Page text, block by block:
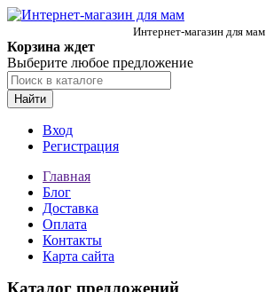
Интернет-магазин для мам
Корзина ждет
Выберите любое предложение
Найти
Вход
Регистрация
Главная
Блог
Доставка
Оплата
Контакты
Карта сайта
Каталог предложений